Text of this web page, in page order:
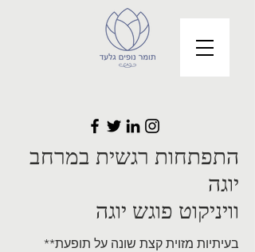
התפתחות רגשית במרחב
יוגה
וויניקוט פוגש יוגה
**בעיתיות מזוית קצת שונה על תופעת